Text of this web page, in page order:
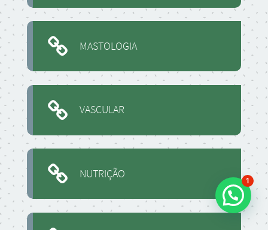
MASTOLOGIA
VASCULAR
NUTRIÇÃO
1